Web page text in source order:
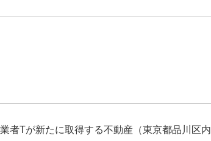
者Tが新たに取得する不動産（東京都品川区内